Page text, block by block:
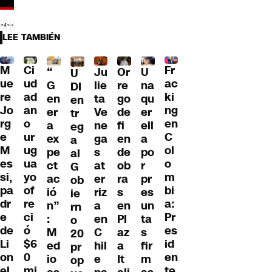
LEE TAMBIÉN
M
ue
re
Jo
rg
e
M
es
si,
pa
dr
e
de
Li
on
Ci
ud
ad
an
o
ur
ug
ua
yo
of
re
ci
ó
$6
0
“
G
en
er
a
ex
pe
ct
ac
ió
n”
:
M
ed
io
U
DI
en
tr
eg
a
al
G
ob
ie
rn
o
20
pr
op
Ju
lie
ta
Ve
ne
ga
s
at
er
riz
a
en
C
hil
e
Or
re
go
de
fi
en
de
ob
ra
s
en
Pl
az
a
It
U
na
qu
er
ell
a
po
r
pr
es
un
ta
s
fir
m
Fr
ac
ki
ng
en
C
ol
o
m
bi
a:
Pr
es
id
en